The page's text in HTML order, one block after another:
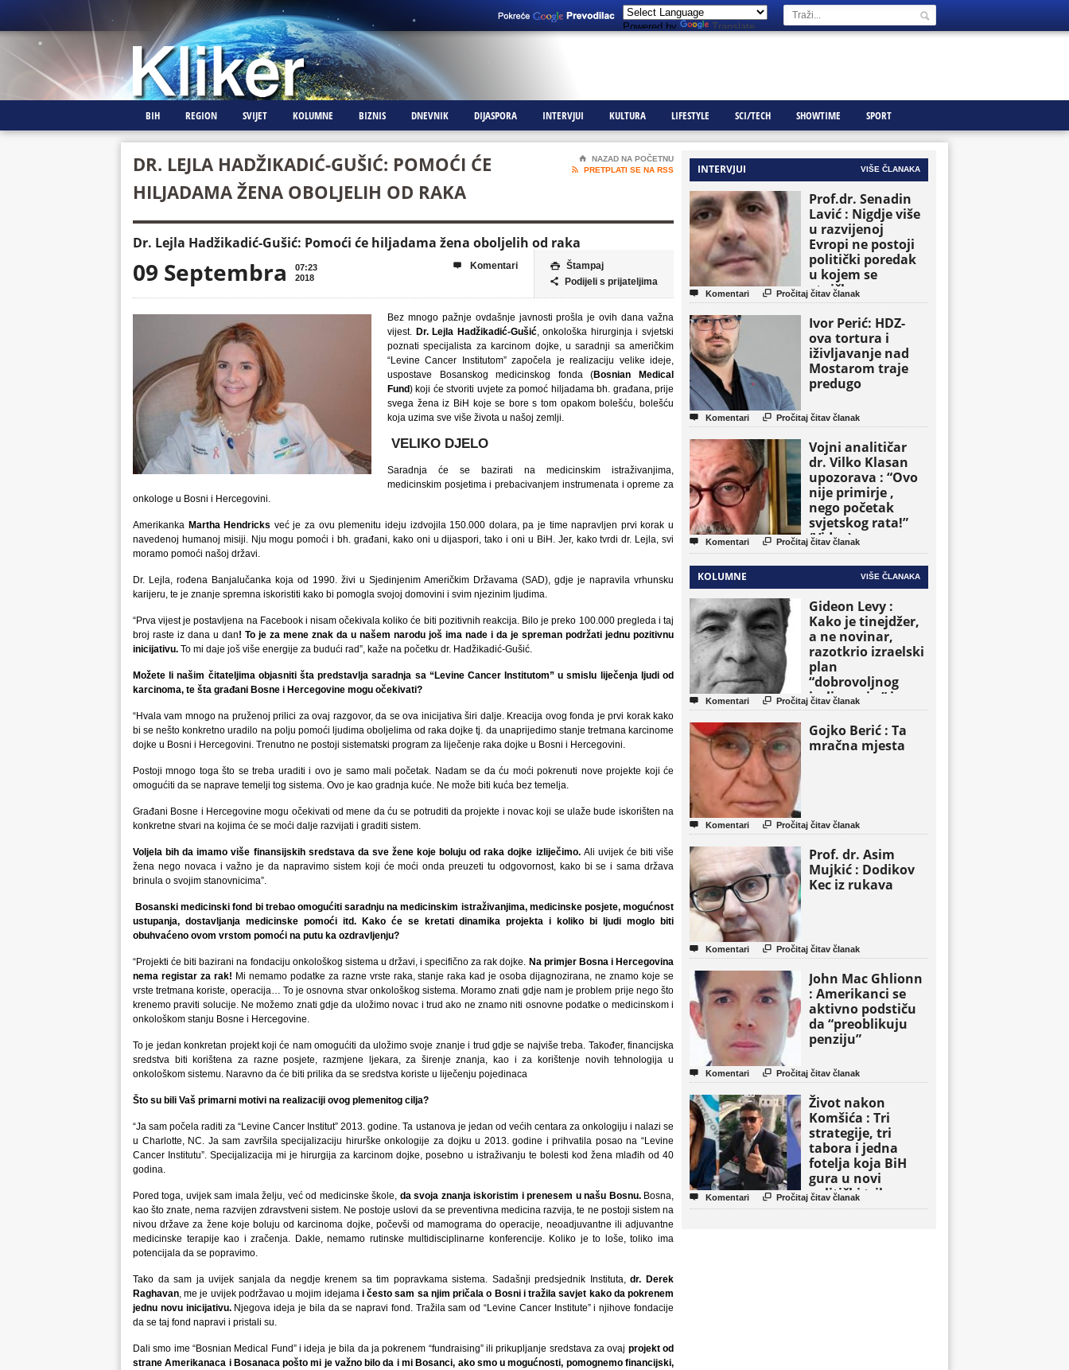
Powered by Translate
BIH REGION SVIJET KOLUMNE BIZNIS DNEVNIK DIJASPORA INTERVJUI KULTURA LIFESTYLE SCI/TECH SHOWTIME SPORT
DR. LEJLA HADŽIKADIĆ-GUŠIĆ: POMOĆI ĆE
HILJADAMA ŽENA OBOLJELIH OD RAKA
⌂
NAZAD NA POČETNU

PRETPLATI SE NA RSS
Dr. Lejla Hadžikadić-Gušić: Pomoći će hiljadama žena oboljelih od raka
09 Septembra
07:23
2018
 Štampaj
 Podijeli s prijateljima
 Komentari
Bez mnogo pažnje ovdašnje javnosti prošla je ovih dana važna
vijest. Dr. Lejla Hadžikadić-Gušić, onkološka hirurginja i svjetski
poznati specijalista za karcinom dojke, u saradnji sa američkim
“Levine Cancer Institutom” započela je realizaciju velike ideje,
uspostave Bosanskog medicinskog fonda (Bosnian Medical
Fund) koji će stvoriti uvjete za pomoć hiljadama bh. građana, prije
svega žena iz BiH koje se bore s tom opakom bolešću, bolešću
koja uzima sve više života u našoj zemlji.
VELIKO DJELO
Saradnja će se bazirati na medicinskim istraživanjima,
medicinskim posjetima i prebacivanjem instrumenata i opreme za
onkologe u Bosni i Hercegovini.
Amerikanka Martha Hendricks već je za ovu plemenitu ideju izdvojila 150.000 dolara, pa je time napravljen prvi korak u
navedenoj humanoj misiji. Nju mogu pomoći i bh. građani, kako oni u dijaspori, tako i oni u BiH. Jer, kako tvrdi dr. Lejla, svi
moramo pomoći našoj državi.
Dr. Lejla, rođena Banjalučanka koja od 1990. živi u Sjedinjenim Američkim Državama (SAD), gdje je napravila vrhunsku
karijeru, te je znanje spremna iskoristiti kako bi pomogla svojoj domovini i svim njezinim ljudima.
“Prva vijest je postavljena na Facebook i nisam očekivala koliko će biti pozitivnih reakcija. Bilo je preko 100.000 pregleda i taj
broj raste iz dana u dan! To je za mene znak da u našem narodu još ima nade i da je spreman podržati jednu pozitivnu
inicijativu. To mi daje još više energije za budući rad”, kaže na početku dr. Hadžikadić-Gušić.
Možete li našim čitateljima objasniti šta predstavlja saradnja sa “Levine Cancer Institutom” u smislu liječenja ljudi od
karcinoma, te šta građani Bosne i Hercegovine mogu očekivati?
“Hvala vam mnogo na pruženoj prilici za ovaj razgovor, da se ova inicijativa širi dalje. Kreacija ovog fonda je prvi korak kako
bi se nešto konkretno uradilo na polju pomoći ljudima oboljelima od raka dojke tj. da unaprijedimo stanje tretmana karcinome
dojke u Bosni i Hercegovini. Trenutno ne postoji sistematski program za liječenje raka dojke u Bosni i Hercegovini.
Postoji mnogo toga što se treba uraditi i ovo je samo mali početak. Nadam se da ću moći pokrenuti nove projekte koji će
omogućiti da se naprave temelji tog sistema. Ovo je kao gradnja kuće. Ne može biti kuća bez temelja.
Građani Bosne i Hercegovine mogu očekivati od mene da ću se potruditi da projekte i novac koji se ulaže bude iskorišten na
konkretne stvari na kojima će se moći dalje razvijati i graditi sistem.
Voljela bih da imamo više finansijskih sredstava da sve žene koje boluju od raka dojke izliječimo.Ali uvijek će biti više
žena nego novaca i važno je da napravimo sistem koji će moći onda preuzeti tu odgovornost, kako bi se i sama država
brinula o svojim stanovnicima”.
Bosanski medicinski fond bi trebao omogućiti saradnju na medicinskim istraživanjima, medicinske posjete, mogućnost
ustupanja, dostavljanja medicinske pomoći itd. Kako će se kretati dinamika projekta i koliko bi ljudi moglo biti
obuhvaćeno ovom vrstom pomoći na putu ka ozdravljenju?
“Projekti će biti bazirani na fondaciju onkološkog sistema u državi, i specifično za rak dojke. Na primjer Bosna i Hercegovina
nema registar za rak! Mi nemamo podatke za razne vrste raka, stanje raka kad je osoba dijagnozirana, ne znamo koje se
vrste tretmana koriste, operacija… To je osnovna stvar onkološkog sistema. Moramo znati gdje nam je problem prije nego što
krenemo praviti solucije. Ne možemo znati gdje da uložimo novac i trud ako ne znamo niti osnovne podatke o medicinskom i
onkološkom stanju Bosne i Hercegovine.
To je jedan konkretan projekt koji će nam omogućiti da uložimo svoje znanje i trud gdje se najviše treba. Također, financijska
sredstva biti korištena za razne posjete, razmjene ljekara, za širenje znanja, kao i za korištenje novih tehnologija u
onkološkom sistemu. Naravno da će biti prilika da se sredstva koriste u liječenju pojedinaca
Što su bili Vaš primarni motivi na realizaciji ovog plemenitog cilja?
“Ja sam počela raditi za “Levine Cancer Institut” 2013. godine. Ta ustanova je jedan od većih centara za onkologiju i nalazi se
u Charlotte, NC. Ja sam završila specijalizaciju hirurške onkologije za dojku u 2013. godine i prihvatila posao na “Levine
Cancer Institutu”. Specijalizacija mi je hirurgija za karcinom dojke, posebno u istraživanju te bolesti kod žena mlađih od 40
godina.
Pored toga, uvijek sam imala želju, već od medicinske škole, da svoja znanja iskoristim i prenesem u našu Bosnu. Bosna,
kao što znate, nema razvijen zdravstveni sistem. Ne postoje uslovi da se preventivna medicina razvija, te ne postoji sistem na
nivou države za žene koje boluju od karcinoma dojke, počevši od mamograma do operacije, neoadjuvantne ili adjuvantne
medicinske terapije kao i zračenja. Dakle, nemamo rutinske multidisciplinarne konferencije. Koliko je to loše, toliko ima
potencijala da se popravimo.
Tako da sam ja uvijek sanjala da negdje krenem sa tim popravkama sistema. Sadašnji predsjednik Instituta,dr. Derek
Raghavan, me je uvijek podržavao u mojim idejama i često sam sa njim pričala o Bosni i tražila savjet kako da pokrenem
jednu novu inicijativu. Njegova ideja je bila da se napravi fond. Tražila sam od “Levine Cancer Institute” i njihove fondacije
da se taj fond napravi i pristali su.
Dali smo ime “Bosnian Medical Fund” i ideja je bila da ja pokrenem “fundraising” ili prikupljanje sredstava za ovaj projekt od
strane Amerikanaca i Bosanaca pošto mi je važno bilo da i mi Bosanci, ako smo u mogućnosti, pomognemo financijski,
INTERVJUI VIŠE ČLANAKA
Prof.dr. Senadin
Lavić : Nigdje više
u razvijenoj
Evropi ne postoji
politički poredak
u kojem se
etničke grupe
pojavljuju kao
osnovne političke
jedinice
 Komentari  Pročitaj čitav članak
Ivor Perić: HDZ-
ova tortura i
iživljavanje nad
Mostarom traje
predugo
 Komentari  Pročitaj čitav članak
Vojni analitičar
dr. Vilko Klasan
upozorava : “Ovo
nije primirje ,
nego početak
svjetskog rata!”
(Video)
 Komentari  Pročitaj čitav članak
KOLUMNE VIŠE ČLANAKA
Gideon Levy :
Kako je tinejdžer,
a ne novinar,
razotkrio izraelski
plan
“dobrovoljnog
iseljavanja ” iz
Gaze
 Komentari  Pročitaj čitav članak
Gojko Berić : Ta
mračna mjesta
 Komentari  Pročitaj čitav članak
Prof. dr. Asim
Mujkić : Dodikov
Kec iz rukava
 Komentari  Pročitaj čitav članak
John Mac Ghlionn
: Amerikanci se
aktivno podstiču
da “preoblikuju
penziju”
 Komentari  Pročitaj čitav članak
Život nakon
Komšića : Tri
strategije, tri
tabora i jedna
fotelja koja BiH
gura u novi
politički triler
 Komentari  Pročitaj čitav članak